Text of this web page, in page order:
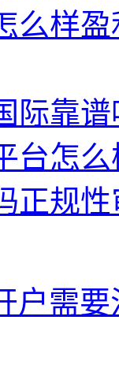
么样
际靠
台怎
正规
户需